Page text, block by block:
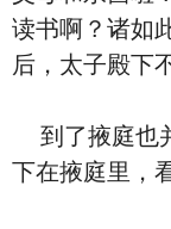
读书啊？诸如
后，太子殿下
到了掖庭也
下在掖庭里，